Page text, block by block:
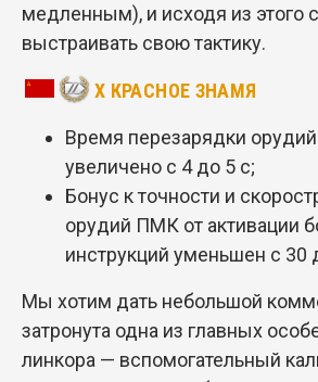
медленным), и исходя из этого
выстраивать свою тактику.
X КРАСНОЕ ЗНАМЯ
Время перезарядки
увеличено с 4 до 5 с;
Бонус к точности и
орудий ПМК от активации
инструкций уменьшен с 30
Мы хотим дать небольшой
затронута одна из главных
линкора — вспомогательный